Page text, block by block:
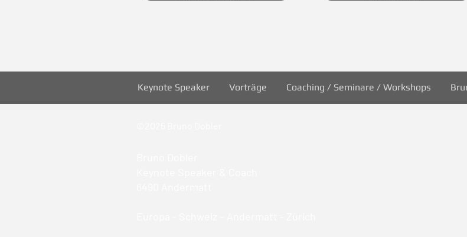
Keynote Speaker Vorträge Coaching / Seminare / Workshops